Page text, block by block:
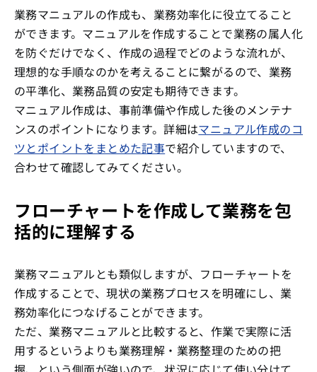
業務マニュアルの作成も、業務効率化に役立てること
ができます。マニュアルを作成することで業務の属人化
を防ぐだけでなく、作成の過程でどのような流れが、
理想的な手順なのかを考えることに繋がるので、業務
の平準化、業務品質の安定も期待できます。
マニュアル作成は、事前準備や作成した後のメンテナ
ンスのポイントになります。詳細はマニュアル作成のコ
ツとポイントをまとめた記事で紹介していますので、
合わせて確認してみてください。
フローチャートを作成して業務を包
括的に理解する
業務マニュアルとも類似しますが、フローチャートを
作成することで、現状の業務プロセスを明確にし、業
務効率化につなげることができます。
ただ、業務マニュアルと比較すると、作業で実際に活
用するというよりも業務理解・業務整理のための把